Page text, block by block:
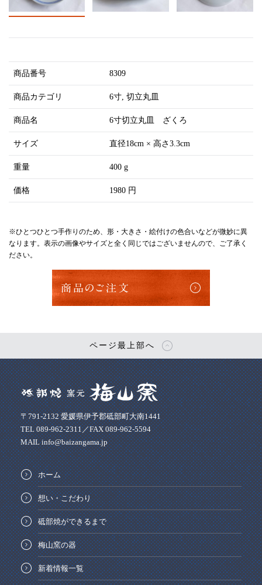
商品番号 8309
商品カテゴリ 6寸 切立丸皿
商品名 6寸切立丸皿 ざくろ
サイズ 直径18cm × 高さ3.3cm
重量 400 g
価格 1980 円
※ひとつひとつ手作りのため、形・大きさ・絵付けの色合いなどが微妙に異
なります。表示の画像やサイズと全く同じではございませんので、ご了承く
ださい。
商品のご注文
ページ最上部へ
〒791-2132 愛媛県伊予郡砥部町大南1441
TEL 089-962-2311／FAX 089-962-5594
MAIL info@baizangama.jp
ホーム
想い・こだわり
砥部焼ができるまで
梅山窯の器
新着情報一覧